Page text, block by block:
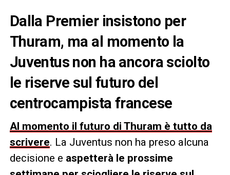
Dalla Premier insistono per
Thuram, ma al momento la
Juventus non ha ancora sciolto
le riserve sul futuro del
centrocampista francese
Al momento il futuro di Thuram è tutto da
scrivere. La Juventus non ha preso alcuna
decisione e aspetterà le prossime